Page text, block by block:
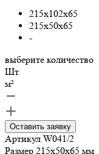
215x102x65
215x50x65
-
выберите количество
Шт
м²
Оставить заявку
Артикул W041/2
Размер 215x50x65 мм